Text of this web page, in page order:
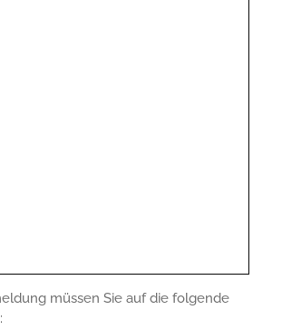
müssen Sie auf die folgende